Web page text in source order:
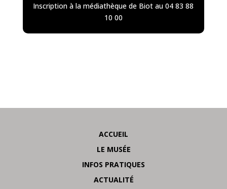
Inscription à la médiathèque de Biot au 04 83 88
10 00
ACCUEIL
LE MUSÉE
INFOS PRATIQUES
ACTUALITÉ